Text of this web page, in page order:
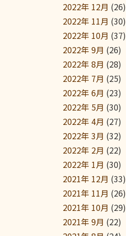
2022年 12月 (26)
2022年 11月 (30)
2022年 10月 (37)
2022年 9月 (26)
2022年 8月 (28)
2022年 7月 (25)
2022年 6月 (23)
2022年 5月 (30)
2022年 4月 (27)
2022年 3月 (32)
2022年 2月 (22)
2022年 1月 (30)
2021年 12月 (33)
2021年 11月 (26)
2021年 10月 (29)
2021年 9月 (22)